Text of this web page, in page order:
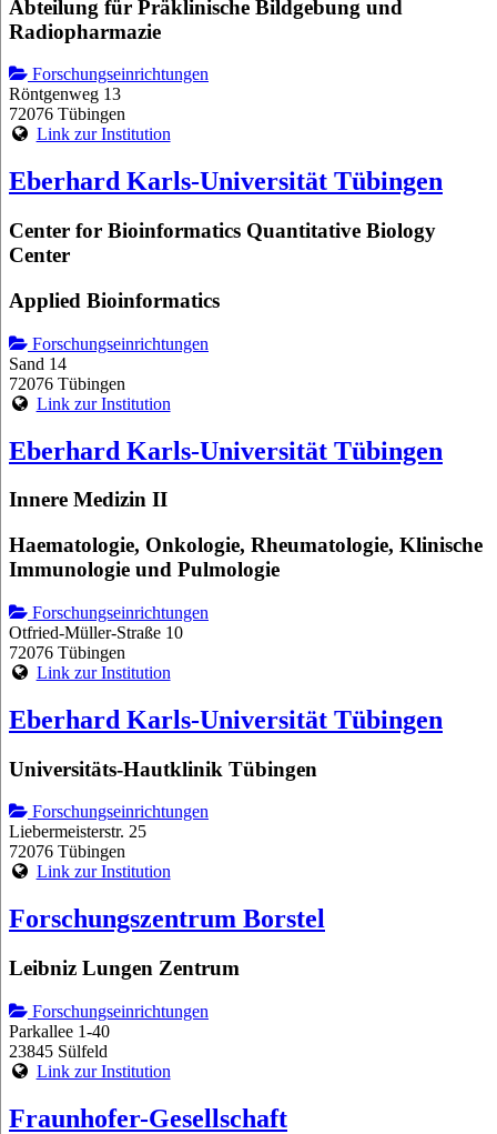
Abteilung für Präklinische Bildgebung und
Radiopharmazie
Forschungseinrichtungen
Röntgenweg 13
72076 Tübingen
Link zur Institution
Eberhard Karls-Universität Tübingen
Center for Bioinformatics Quantitative Biology
Center
Applied Bioinformatics
Forschungseinrichtungen
Sand 14
72076 Tübingen
Link zur Institution
Eberhard Karls-Universität Tübingen
Innere Medizin II
Haematologie, Onkologie, Rheumatologie, Klinische
Immunologie und Pulmologie
Forschungseinrichtungen
Otfried-Müller-Straße 10
72076 Tübingen
Link zur Institution
Eberhard Karls-Universität Tübingen
Universitäts-Hautklinik Tübingen
Forschungseinrichtungen
Liebermeisterstr. 25
72076 Tübingen
Link zur Institution
Forschungszentrum Borstel
Leibniz Lungen Zentrum
Forschungseinrichtungen
Parkallee 1-40
23845 Sülfeld
Link zur Institution
Fraunhofer-Gesellschaft